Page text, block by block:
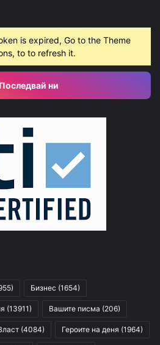
is expired, Go to the Theme
to to refresh it.
ни
Бизнес (1654)
(13911) Вашите писма (206)
(4084) Героите на деня (1964)